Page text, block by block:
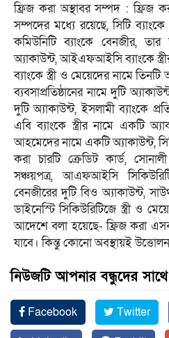
ফ্রিজ করা অস্থাবর সম্পদ : ফ্রিজ
সম্পদের মধ্যে রয়েছে, সিটি ব্যাংকে
কমিউনিটি ব্যাংকে বেনজীর, তার
অ্যাকাউন্ট, আইএফআইসি ব্যাংকে
ব্যাংকে স্ত্রী ও মেয়েদের নামে
ব্যবসাপ্রতিষ্ঠানের নামে দুটি
দুটি অ্যাকাউন্ট, ইসলামী ব্যাংকে
এবি ব্যাংকে স্ত্রীর নামে একটি
আহমেদের নামে একটি অ্যাকাউন্ট,
করা চারটি ক্রেডিট কার্ড,
সঞ্চয়পত্র, আএফআইসি
বেনজীরের দুটি বিও অ্যাকাউন্ট,
ডাইনেস্টি সিকিউরিটিজে স্ত্রী ও
আদেশে বলা হয়েছে- ফ্রিজ করা
যাবে। কিন্তু কোনো অবস্থায়ই
নিউজটি আপনার বন্ধুদের
Facebook Twitter